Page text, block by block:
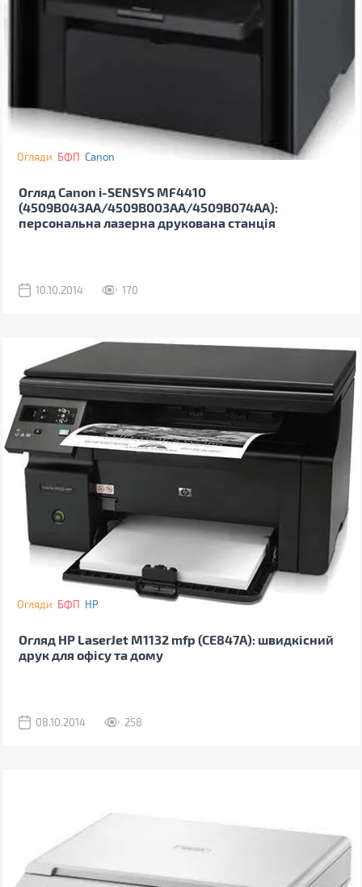
Огляди БФП Canon
Огляд Canon i-SENSYS MF4410
(4509B043AA/4509B003AA/4509B074AA):
персональна лазерна друкована станція
10.10.2014 170
Огляди БФП HP
Огляд HP LaserJet M1132 mfp (CE847A): швидкісний
друк для офісу та дому
08.10.2014 258